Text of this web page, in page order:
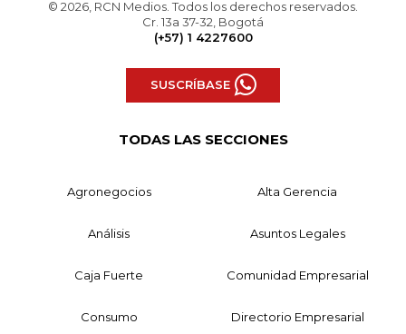
© 2026, RCN Medios. Todos los derechos reservados.
Cr. 13a 37-32, Bogotá
(+57) 1 4227600
SUSCRÍBASE
TODAS LAS SECCIONES
Agronegocios Alta Gerencia
Análisis Asuntos Legales
Caja Fuerte Comunidad Empresarial
Consumo Directorio Empresarial